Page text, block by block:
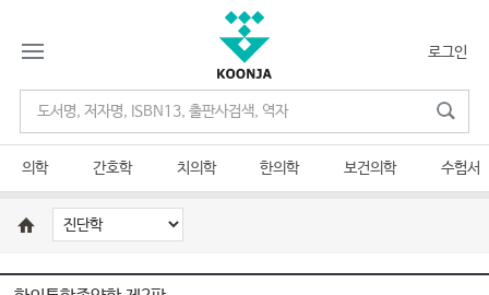
로그인
의학 간호학 치의학 한의학 보건의학 수험서